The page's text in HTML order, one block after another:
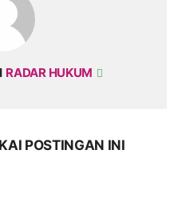
RADAR HUKUM
POSTINGAN INI